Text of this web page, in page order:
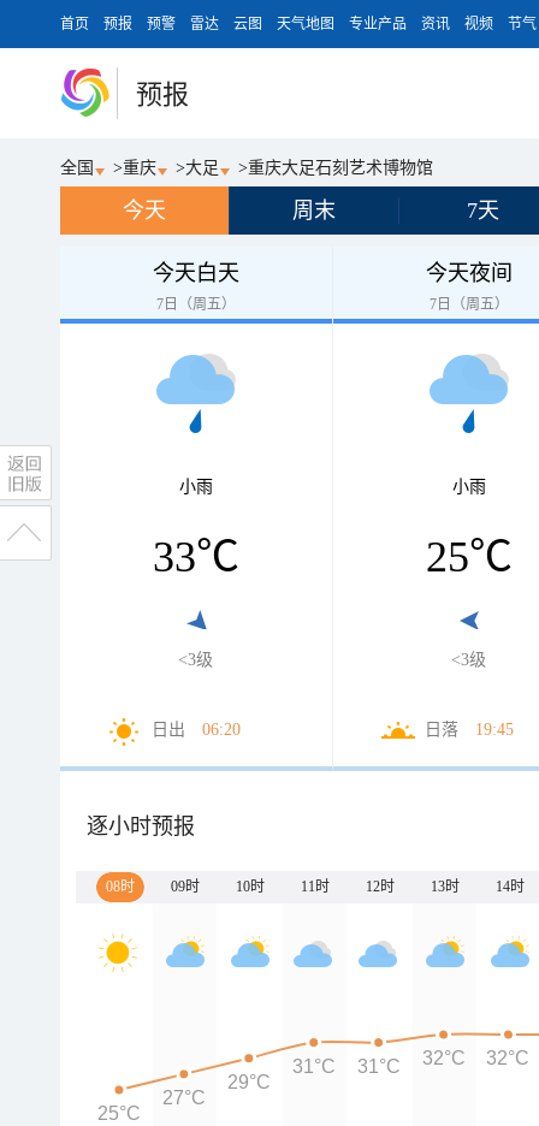
首页 预报 预警 雷达 云图 天气地图 专业产品 资讯 视频 节气
预报
全国 >重庆 >大足 >重庆大足石刻艺术博物馆
今天 周末 7天
今天白天
7日（周五）
小雨
33℃
<3级
日出 06:20
今天夜间
7日（周五）
小雨
25℃
<3级
日落 19:45
逐小时预报
08时 09时 10时 11时 12时 13时 14时
25°C
27°C
29°C
31°C 31°C 32°C 32°C